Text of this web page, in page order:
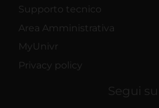
Supporto tecnico
Area Amministrativa
MyUnivr
Privacy policy
Segui su